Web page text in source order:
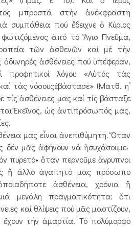
μπροστά στήν ἀνέκφραστη
συμπάθεια πού ἔδειχνε ὁ Κύριος
ἀπό τό Ἅγιο Πνεῦμα,
τῶν ἀσθενῶν καί μέ τήν
ἀσθένειες πού ὑπέφεραν,
προφητικοί λόγοι: «Αὐτός τάς
τάς νόσουςἐβάστασε» (Ματθ. η’
τίς ἀσθένειες μας καί τίς βάσταξε
Ἐκεῖνος, ὡς ἀντιπρόσωπός μας,
μας εἶναι ἀνεπιθύμητη. Ὅταν
δέν μᾶς ἀφήνουν νά ἡσυχάσουμε·
πυρετό• ὅταν περνοῦμε ἄγρυπνοι
ἤ ἄλλο ἀγαπητό μας πρόσωπο
ἀσθένεια, χρόνια ἤ
μεγάλη πραγματικότητα: ὅτι
καί θλίψεις πού μᾶς μαστίζουν,
ἔχουν τήν ἁμαρτία. Τό πολύμορφο